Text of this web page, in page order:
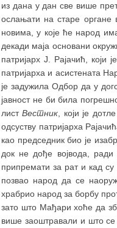
из дана у дан све више
ослањати на старе
новима, у које ће народ
декади маја основани
патријарх Ј. Рајачић,
патријарха и асистената
је задужила Одбор да у
јавност не би била
листВестник, који је
одсуству патријарха
као председник био је
док не дође војвода,
припремати за рат и кад
позвао народ да се
храбрио народ за борбу
зато што Мађари хоће да
више заоштравали и што